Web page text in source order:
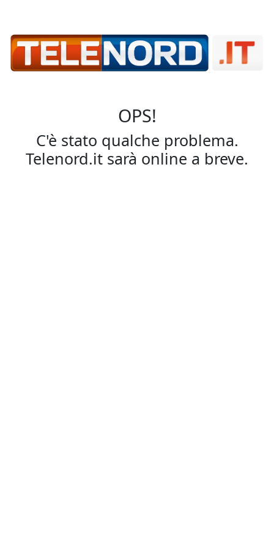
OPS!
C'è stato qualche problema.
Telenord.it sarà online a breve.